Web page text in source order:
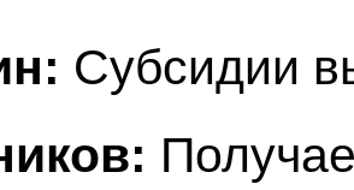
Субсидии